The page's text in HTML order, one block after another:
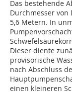
Das bestehende
Durchmesser
5,6 Metern. In
Dieser diente
provisorische
nach Abschluss
einen kleineren